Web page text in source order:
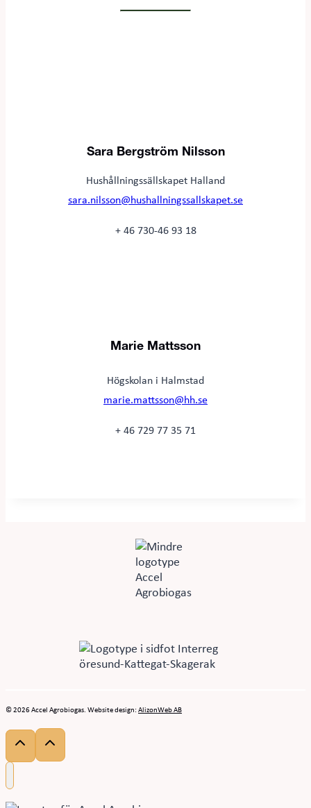
Sara Bergström Nilsson
Hushållningssällskapet Halland
sara.nilsson@hushallningssallskapet.se
+ 46 730-46 93 18
Marie Mattsson
Högskolan i Halmstad
marie.mattsson@hh.se
+ 46 729 77 35 71
© 2026 Accel Agrobiogas. Website design: AlizonWeb AB